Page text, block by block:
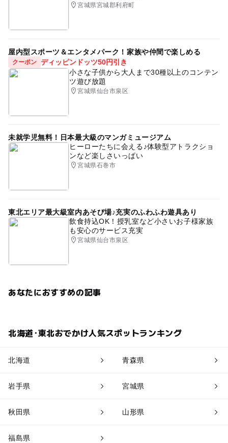
宮城県宮城郡利府町
屋内型スポーツ＆エンタメパーク！家族や仲間で楽しめる
クーポン ディッピンドッツ50円引き
小さな子供から大人まで30種以上のコンテン
ツ遊び放題
宮城県仙台市泉区
未就学児無料！日本最大級のマンガミュージアム
ヒーローたちに会える♪体験型アトラクショ
ンなど楽しさいっぱい
宮城県石巻市
東北エリア最大級室内あそび場♪充実のふわふわ遊具あり
飲食持込OK！授乳室など小さいお子様家族
も安心のサービス充実
宮城県仙台市泉区
あなたにおすすめの記事
北海道･東北おでかけ人気スポットランキング
北海道 青森県
岩手県 宮城県
秋田県 山形県
福島県